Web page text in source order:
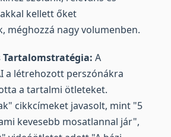
kellett őket
méghozzá nagy volumenben.
A
a létrehozott perszónákra
a tartalmi ötleteket.
cikkcímeket javasolt, mint "5
kevesebb mosatlannal jár",